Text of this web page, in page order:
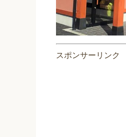
スポンサーリンク